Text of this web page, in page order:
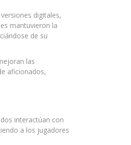
digitales,
mantuvieron la
de su
las
aficionados,
interactúan con
a los jugadores